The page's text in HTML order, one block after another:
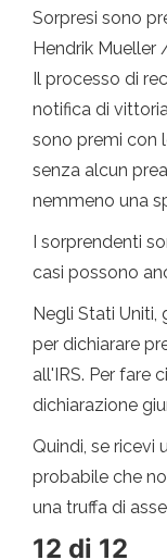
Sorpresi sono
Hendrik Mueller
Il processo di
notifica di
sono premi con
senza alcun
nemmeno una
I sorprendenti
casi possono
Negli Stati Uniti,
per dichiarare
all'IRS. Per fare
dichiarazione
Quindi, se ricevi
probabile che
una truffa di
12 di 12